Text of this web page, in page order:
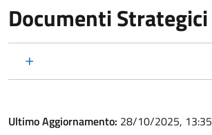
Documenti Strategici
Ultimo Aggiornamento: 28/10/2025, 13:35